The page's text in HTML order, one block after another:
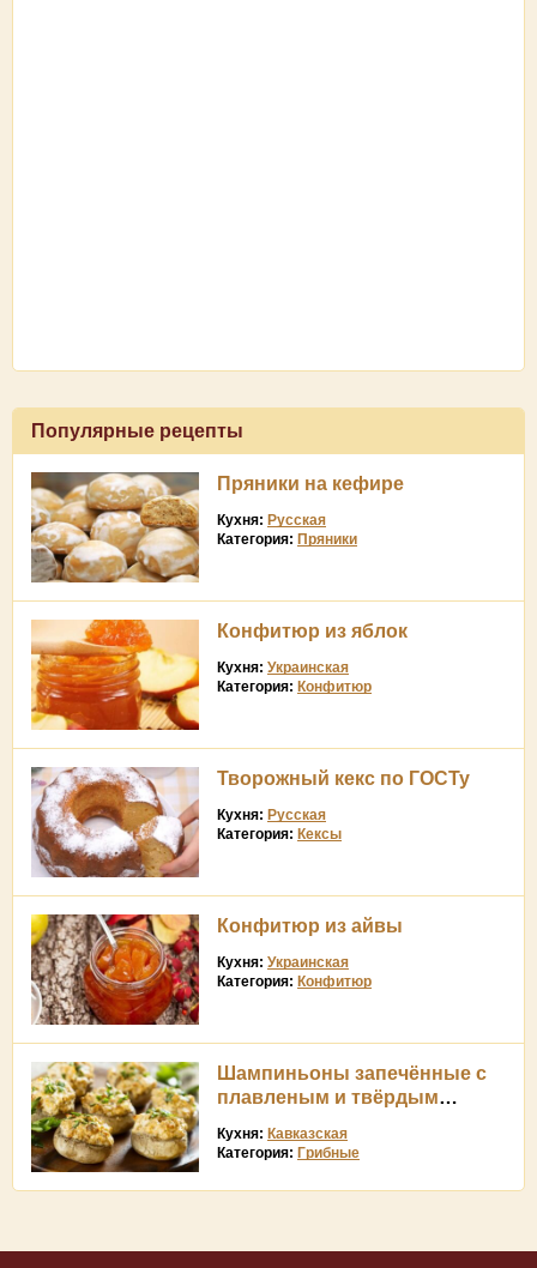
Популярные рецепты
Пряники на кефире
Кухня: Русская
Категория: Пряники
Конфитюр из яблок
Кухня: Украинская
Категория: Конфитюр
Творожный кекс по ГОСТу
Кухня: Русская
Категория: Кексы
Конфитюр из айвы
Кухня: Украинская
Категория: Конфитюр
Шампиньоны запечённые с
плавленым и твёрдым
Кухня: Кавказская
Категория: Грибные